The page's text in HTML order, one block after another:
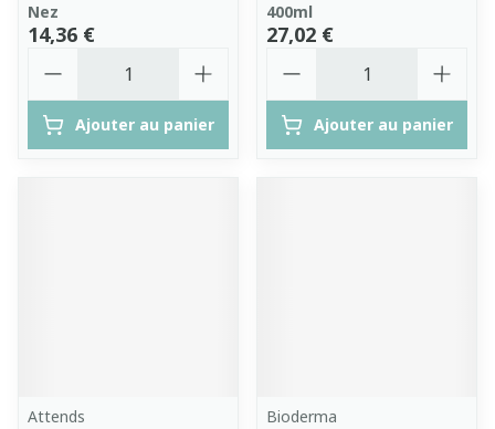
Nez
14,36 €
Ajouter au panier
400ml
27,02 €
Ajouter au panier
Attends
Bioderma